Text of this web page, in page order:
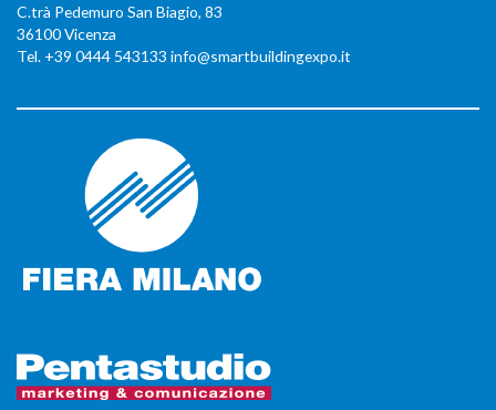
C.trà Pedemuro San Biagio, 83
36100 Vicenza
Tel. +39 0444 543133 info@smartbuildingexpo.it